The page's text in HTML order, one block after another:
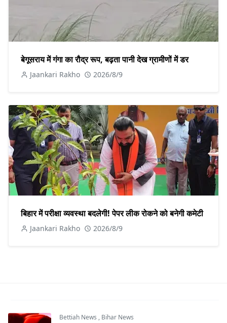
बेगूसराय में गंगा का रौद्र रूप, बढ़ता पानी देख ग्रामीणों में डर
Jaankari Rakho 2026/8/9
बिहार में परीक्षा व्यवस्था बदलेगी! पेपर लीक रोकने को बनेगी कमेटी
Jaankari Rakho 2026/8/9
Bettiah News , Bihar News